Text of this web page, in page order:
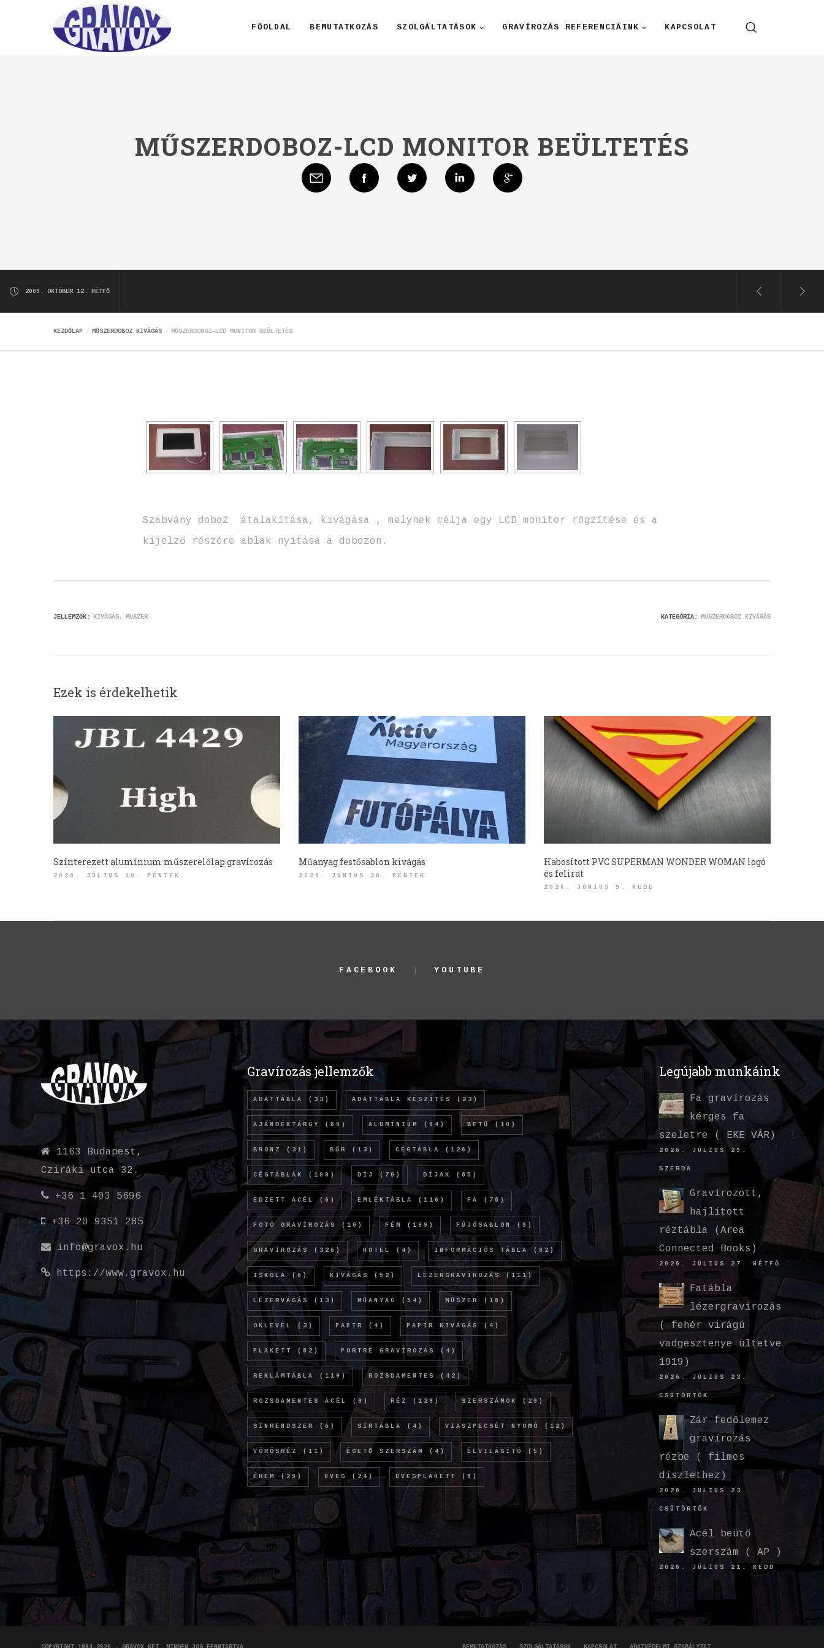
FŐOLDAL BEMUTATKOZÁS SZOLGÁLTATÁSOK GRAVÍROZÁS REFERENCIÁINK KAPCSOLAT
MŰSZERDOBOZ-LCD MONITOR BEÜLTETÉS
2009. OKTÓBER 12. HÉTFŐ
KEZDŐLAP MŰSZERDOBOZ KIVÁGÁS MŰSZERDOBOZ-LCD MONITOR BEÜLTETÉS
Szabvány doboz átalakítása, kivágása , melynek célja egy LCD monitor rögzítése és a
kijelző részére ablak nyitása a dobozon.
JELLEMZŐK: KIVÁGÁS MŰSZER KATEGÓRIA: MŰSZERDOBOZ KIVÁGÁS
Ezek is érdekelhetik
Színterezett alumínium műszerelőlap gravírozás
2026. JÚLIUS 10. PÉNTEK
Műanyag festősablon kivágás
2026. JÚNIUS 26. PÉNTEK
Habosított PVC SUPERMAN WONDER WOMAN logó
és felirat
2026. JÚNIUS 9. KEDD
FACEBOOK YOUTUBE
1163 Budapest,
Cziráki utca 32.
+36 1 403 5696
+36 20 9351 285
info@gravox.hu
https://www.gravox.hu
Gravírozás jellemzők
ADATTÁBLA (33) ADATTÁBLA KÉSZÍTÉS (23)
AJÁNDÉKTÁRGY (89) ALUMÍNIUM (64) BETŰ (10)
BRONZ (31) BŐR (13) CÉGTÁBLA (126)
CÉGTÁBLÁK (109) DÍJ (70) DÍJAK (85)
EDZETT ACÉL (6) EMLÉKTÁBLA (116) FA (78)
FOTÓ GRAVÍROZÁS (10) FÉM (199) FÚJÓSABLON (9)
GRAVÍROZÁS (326) HOTEL (4) INFORMÁCIÓS TÁBLA (82)
ISKOLA (6) KIVÁGÁS (52) LÉZERGRAVÍROZÁS (111)
LÉZERVÁGÁS (13) MŰANYAG (54) MŰSZER (18)
OKLEVÉL (3) PAPÍR (4) PAPÍR KIVÁGÁS (4)
PLAKETT (82) PORTRÉ GRAVÍROZÁS (4)
REKLÁMTÁBLA (119) ROZSDAMENTES (42)
ROZSDAMENTES ACÉL (9) RÉZ (129) SZERSZÁMOK (29)
SÍNRENDSZER (6) SÍRTÁBLA (4) VIASZPECSÉT NYOMÓ (12)
VÖRÖSRÉZ (11) ÉGETŐ SZERSZÁM (4) ÉLVILÁGÍTÓ (5)
ÉREM(29) ÜVEG (24) ÜVEGPLAKETT (8)
Legújabb munkáink
Fa gravírozás
kérges fa
szeletre ( EKE VÁR)
2026. JÚLIUS 29.
SZERDA
Gravírozott,
hajlított
réztábla (Area
Connected Books)
2026. JÚLIUS 27. HÉTFŐ
Fatábla
lézergravírozás
( fehér virágú
vadgesztenye ültetve
1919)
2026. JÚLIUS 23.
CSÜTÖRTÖK
Zár fedőlemez
gravírozás
rézbe ( filmes
díszlethez)
2026. JÚLIUS 23.
CSÜTÖRTÖK
Acél beütő
szerszám ( AP )
2026. JÚLIUS 21. KEDD